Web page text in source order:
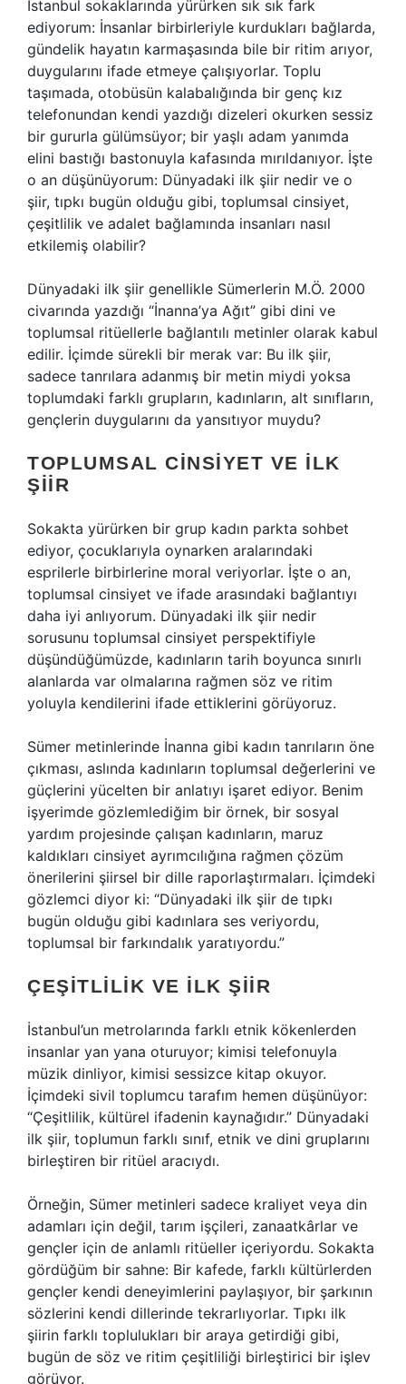
İstanbul sokaklarında yürürken sık sık fark
ediyorum: İnsanlar birbirleriyle kurdukları bağlarda,
gündelik hayatın karmaşasında bile bir ritim arıyor,
duygularını ifade etmeye çalışıyorlar. Toplu
taşımada, otobüsün kalabalığında bir genç kız
telefonundan kendi yazdığı dizeleri okurken sessiz
bir gururla gülümsüyor; bir yaşlı adam yanımda
elini bastığı bastonuyla kafasında mırıldanıyor. İşte
o an düşünüyorum: Dünyadaki ilk şiir nedir ve o
şiir, tıpkı bugün olduğu gibi, toplumsal cinsiyet,
çeşitlilik ve adalet bağlamında insanları nasıl
etkilemiş olabilir?
Dünyadaki ilk şiir genellikle Sümerlerin M.Ö. 2000
civarında yazdığı “İnanna’ya Ağıt” gibi dini ve
toplumsal ritüellerle bağlantılı metinler olarak kabul
edilir. İçimde sürekli bir merak var: Bu ilk şiir,
sadece tanrılara adanmış bir metin miydi yoksa
toplumdaki farklı grupların, kadınların, alt sınıfların,
gençlerin duygularını da yansıtıyor muydu?
TOPLUMSAL CINSIYET VE İLK
ŞIIR
Sokakta yürürken bir grup kadın parkta sohbet
ediyor, çocuklarıyla oynarken aralarındaki
esprilerle birbirlerine moral veriyorlar. İşte o an,
toplumsal cinsiyet ve ifade arasındaki bağlantıyı
daha iyi anlıyorum. Dünyadaki ilk şiir nedir
sorusunu toplumsal cinsiyet perspektifiyle
düşündüğümüzde, kadınların tarih boyunca sınırlı
alanlarda var olmalarına rağmen söz ve ritim
yoluyla kendilerini ifade ettiklerini görüyoruz.
Sümer metinlerinde İnanna gibi kadın tanrıların öne
çıkması, aslında kadınların toplumsal değerlerini ve
güçlerini yücelten bir anlatıyı işaret ediyor. Benim
işyerimde gözlemlediğim bir örnek, bir sosyal
yardım projesinde çalışan kadınların, maruz
kaldıkları cinsiyet ayrımcılığına rağmen çözüm
önerilerini şiirsel bir dille raporlaştırmaları. İçimdeki
gözlemci diyor ki: “Dünyadaki ilk şiir de tıpkı
bugün olduğu gibi kadınlara ses veriyordu,
toplumsal bir farkındalık yaratıyordu.”
ÇEŞITLILIK VE İLK ŞIIR
İstanbul’un metrolarında farklı etnik kökenlerden
insanlar yan yana oturuyor; kimisi telefonuyla
müzik dinliyor, kimisi sessizce kitap okuyor.
İçimdeki sivil toplumcu tarafım hemen düşünüyor:
“Çeşitlilik, kültürel ifadenin kaynağıdır.” Dünyadaki
ilk şiir, toplumun farklı sınıf, etnik ve dini gruplarını
birleştiren bir ritüel aracıydı.
Örneğin, Sümer metinleri sadece kraliyet veya din
adamları için değil, tarım işçileri, zanaatkârlar ve
gençler için de anlamlı ritüeller içeriyordu. Sokakta
gördüğüm bir sahne: Bir kafede, farklı kültürlerden
gençler kendi deneyimlerini paylaşıyor, bir şarkının
sözlerini kendi dillerinde tekrarlıyorlar. Tıpkı ilk
şiirin farklı toplulukları bir araya getirdiği gibi,
bugün de söz ve ritim çeşitliliği birleştirici bir işlev
görüyor.